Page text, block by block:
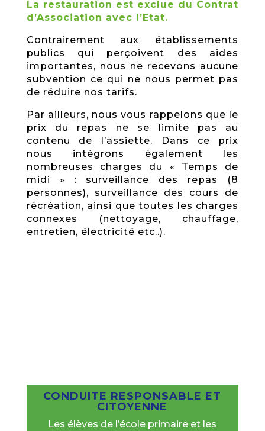
La restauration est exclue du Contrat
d’Association avec l’Etat.
Contrairement aux établissements
publics qui perçoivent des aides
importantes, nous ne recevons aucune
subvention ce qui ne nous permet pas
de réduire nos tarifs.
Par ailleurs, nous vous rappelons que le
prix du repas ne se limite pas au
contenu de l’assiette. Dans ce prix
nous intégrons également les
nombreuses charges du « Temps de
midi » : surveillance des repas (8
personnes), surveillance des cours de
récréation, ainsi que toutes les charges
connexes (nettoyage, chauffage,
entretien, électricité etc..).
CONDUITE RESPONSABLE ET
CITOYENNE
Les élèves de l’école primaire et les